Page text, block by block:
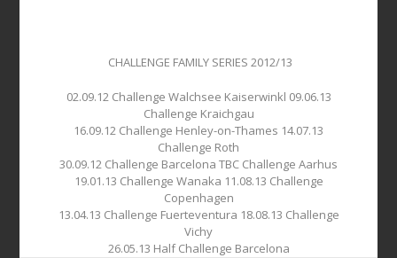
CHALLENGE FAMILY SERIES 2012/13
02.09.12 Challenge Walchsee Kaiserwinkl 09.06.13
Challenge Kraichgau
16.09.12 Challenge Henley-on-Thames 14.07.13
Challenge Roth
30.09.12 Challenge Barcelona TBC Challenge Aarhus
19.01.13 Challenge Wanaka 11.08.13 Challenge
Copenhagen
13.04.13 Challenge Fuerteventura 18.08.13 Challenge
Vichy
26.05.13 Half Challenge Barcelona